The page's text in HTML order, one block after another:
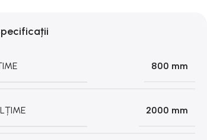
800 mm
2000 mm